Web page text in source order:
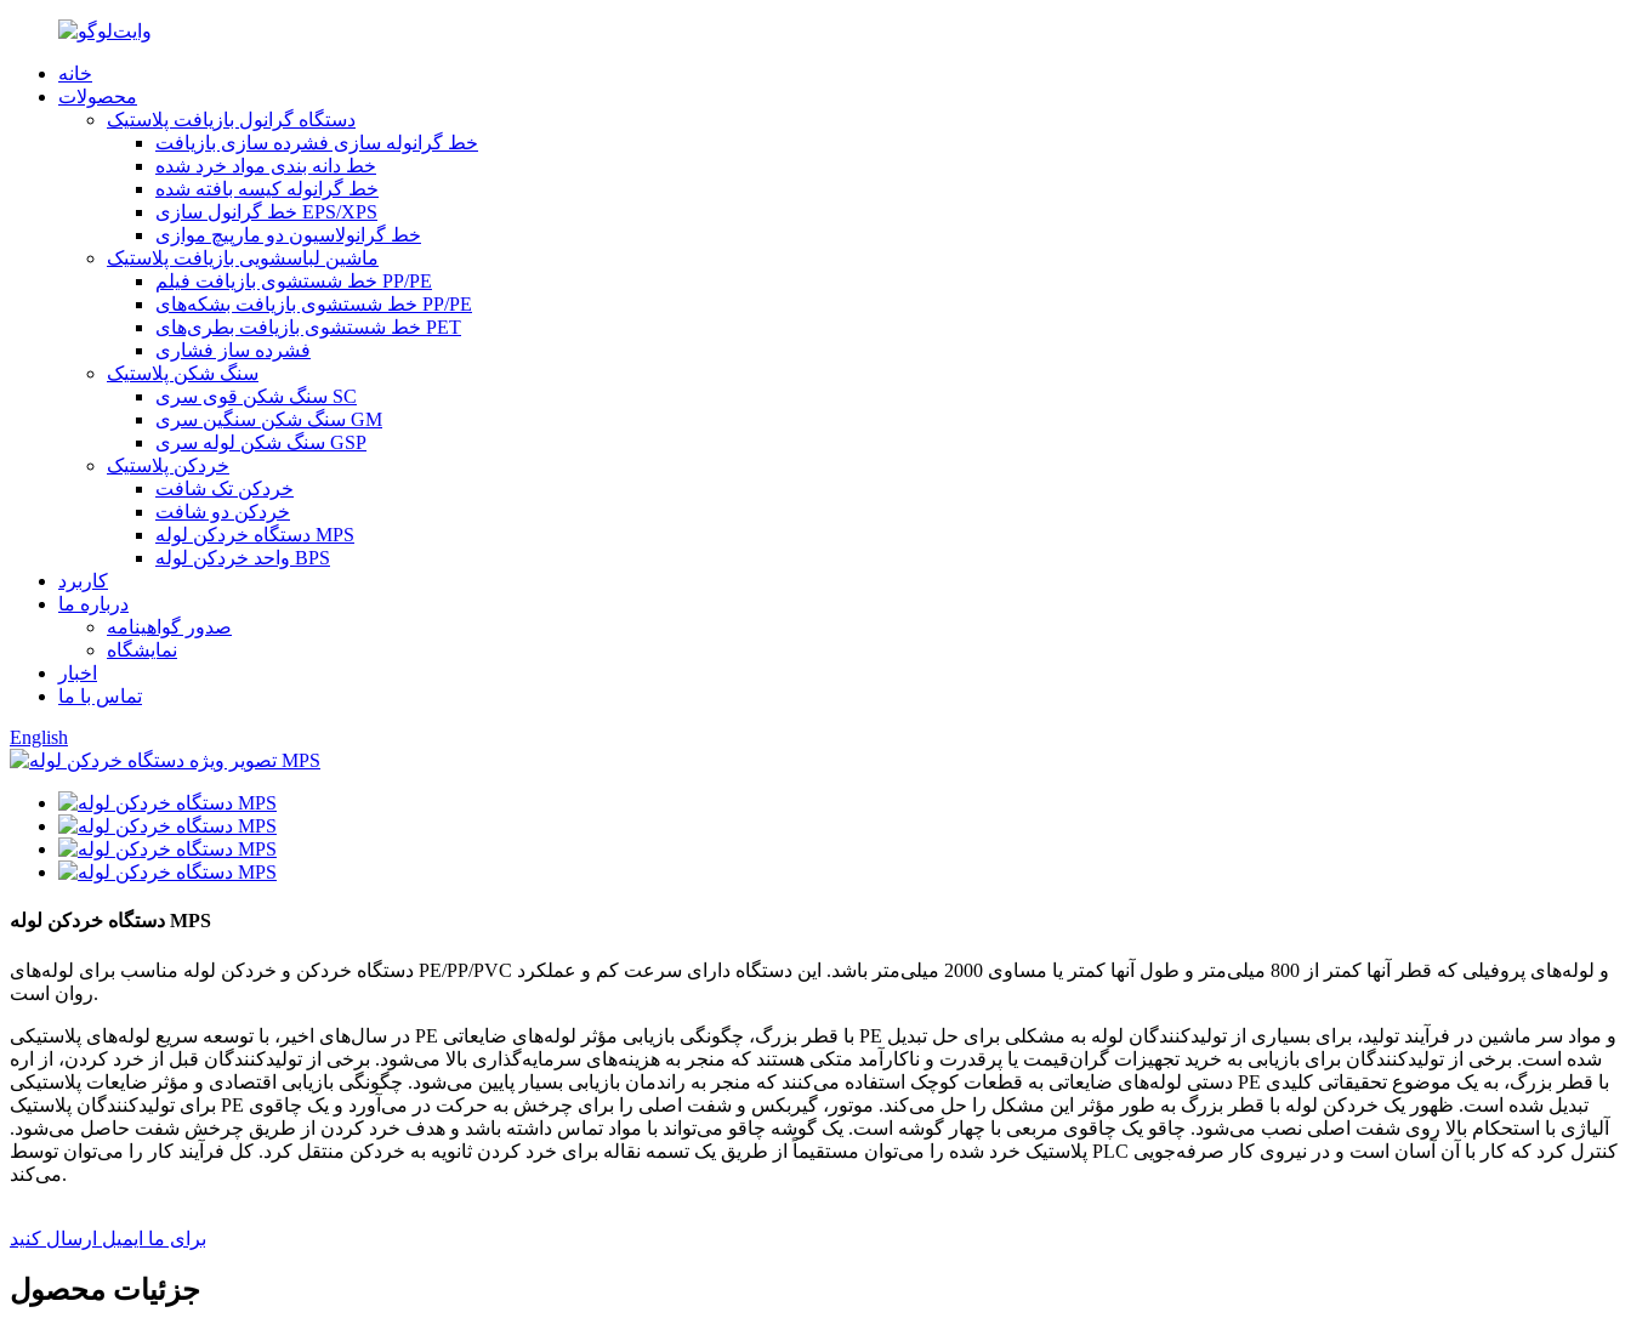
خانه
محصولات
دستگاه گرانول بازیافت پلاستیک
خط گرانوله سازی فشرده سازی بازیافت
خط دانه بندی مواد خرد شده
خط گرانوله کیسه بافته شده
خط گرانول سازی EPS/XPS
خط گرانولاسیون دو مارپیچ موازی
ماشین لباسشویی بازیافت پلاستیک
خط شستشوی بازیافت فیلم PP/PE
خط شستشوی بازیافت بشکه‌های PP/PE
خط شستشوی بازیافت بطری‌های PET
فشرده ساز فشاری
سنگ شکن پلاستیک
سنگ شکن قوی سری SC
سنگ شکن سنگین سری GM
سنگ شکن لوله سری GSP
خردکن پلاستیک
خردکن تک شافت
خردکن دو شافت
دستگاه خردکن لوله MPS
واحد خردکن لوله BPS
کاربرد
درباره ما
صدور گواهینامه
نمایشگاه
اخبار
تماس با ما
English
دستگاه خردکن لوله MPS
دستگاه خردکن و خردکن لوله مناسب برای لوله‌های PE/PP/PVC و لوله‌های پروفیلی که قطر آنها کمتر از 800 میلی‌متر و طول آنها کمتر یا مساوی 2000 میلی‌متر باشد. این دستگاه دارای سرعت کم و عملکرد
روان است.
در سال‌های اخیر، با توسعه سریع لوله‌های پلاستیکی PE با قطر بزرگ، چگونگی بازیابی مؤثر لوله‌های ضایعاتی PE و مواد سر ماشین در فرآیند تولید، برای بسیاری از تولیدکنندگان لوله به مشکلی برای حل تبدیل
شده است. برخی از تولیدکنندگان برای بازیابی به خرید تجهیزات گران‌قیمت یا پرقدرت و ناکارآمد متکی هستند که منجر به هزینه‌های سرمایه‌گذاری بالا می‌شود. برخی از تولیدکنندگان قبل از خرد کردن، از اره
دستی لوله‌های ضایعاتی به قطعات کوچک استفاده می‌کنند که منجر به راندمان بازیابی بسیار پایین می‌شود. چگونگی بازیابی اقتصادی و مؤثر ضایعات پلاستیکی PE با قطر بزرگ، به یک موضوع تحقیقاتی کلیدی
برای تولیدکنندگان پلاستیک PE تبدیل شده است. ظهور یک خردکن لوله با قطر بزرگ به طور مؤثر این مشکل را حل می‌کند. موتور، گیربکس و شفت اصلی را برای چرخش به حرکت در می‌آورد و یک چاقوی
آلیاژی با استحکام بالا روی شفت اصلی نصب می‌شود. چاقو یک چاقوی مربعی با چهار گوشه است. یک گوشه چاقو می‌تواند با مواد تماس داشته باشد و هدف خرد کردن از طریق چرخش شفت حاصل می‌شود.
پلاستیک خرد شده را می‌توان مستقیماً از طریق یک تسمه نقاله برای خرد کردن ثانویه به خردکن منتقل کرد. کل فرآیند کار را می‌توان توسط PLC کنترل کرد که کار با آن آسان است و در نیروی کار صرفه‌جویی
می‌کند.
برای ما ایمیل ارسال کنید
جزئیات محصول